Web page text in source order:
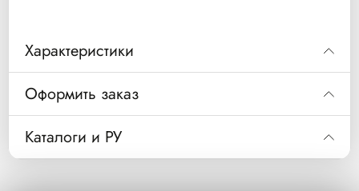
Характеристики
Оформить заказ
Каталоги и РУ
Код
Длина
CR40B ТКАНЬ НОРМАЛЬНОЙ ТОЛЩИНЫ 40 мм
Код GCR40B
Кассеты сменные со скобами к аппаратам